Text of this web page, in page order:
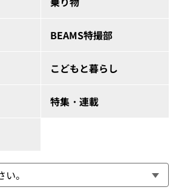
BEAMS特撮部
こどもと暮らし
特集・連載